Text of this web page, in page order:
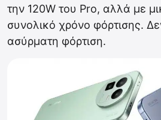
την 120W του Pro, αλλά με
συνολικό χρόνο φόρτισης.
ασύρματη φόρτιση.